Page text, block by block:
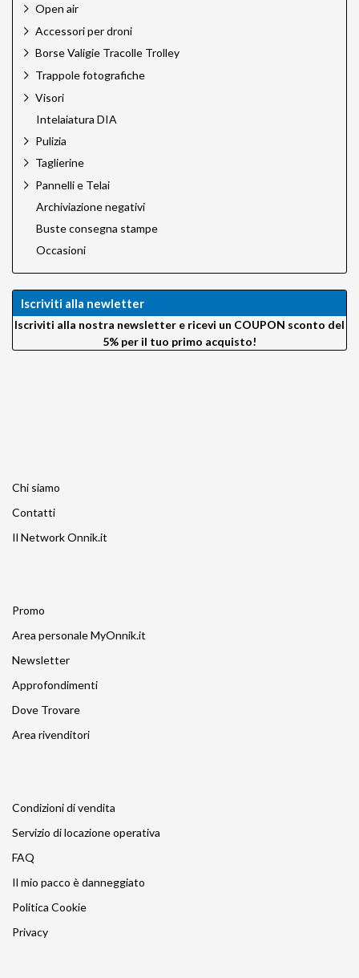
Novoflex Pro
Quantum
Rodenstock
Rodenstock Filtri
Savage
Silvestri
Sun Bounce
Talos by Silvestri
Techart PRO
Tether Tools
Trigger Smart
Velbon
VisibleDust
VSGO
Wellmaking
X-Rite
Open air
Accessori per droni
Borse Valigie Tracolle Trolley
Trappole fotografiche
Visori
Intelaiatura DIA
Pulizia
Taglierine
Pannelli e Telai
Archiviazione negativi
Buste consegna stampe
Occasioni
Iscriviti alla newletter
Iscriviti alla nostra newsletter e ricevi un COUPON sconto del
5% per il tuo primo acquisto!
Chi siamo
Contatti
Il Network Onnik.it
Promo
Area personale MyOnnik.it
Newsletter
Approfondimenti
Dove Trovare
Area rivenditori
Condizioni di vendita
Servizio di locazione operativa
FAQ
Il mio pacco è danneggiato
Politica Cookie
Privacy